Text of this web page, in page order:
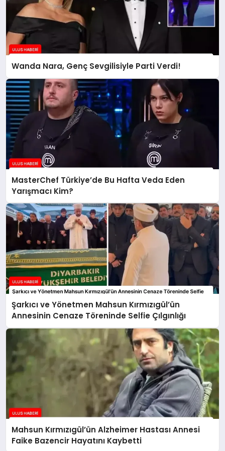
Wanda Nara, Genç Sevgilisiyle Parti Verdi!
MasterChef Türkiye’de Bu Hafta Veda Eden
Yarışmacı Kim?
Şarkıcı ve Yönetmen Mahsun Kırmızıgül’ün
Annesinin Cenaze Töreninde Selfie Çılgınlığı
Mahsun Kırmızıgül’ün Alzheimer Hastası Annesi
Faike Bazencir Hayatını Kaybetti